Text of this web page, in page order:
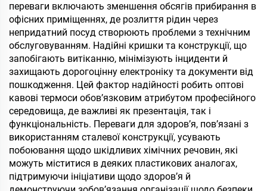
переваги включають зменшення обсягів прибирання в
офісних приміщеннях, де розлиття рідин через
непридатний посуд створюють проблеми з технічним
обслуговуванням. Надійні кришки та конструкції, що
запобігають витіканню, мінімізують інциденти й
захищають дорогоцінну електроніку та документи від
пошкодження. Цей фактор надійності робить оптові
кавові термоси обов’язковим атрибутом професійного
середовища, де важливі як презентація, так і
функціональність. Переваги для здоров’я, пов’язані з
використанням сталевої конструкції, усувають
побоювання щодо шкідливих хімічних речовин, які
можуть міститися в деяких пластикових аналогах,
підтримуючи ініціативи щодо здоров’я й